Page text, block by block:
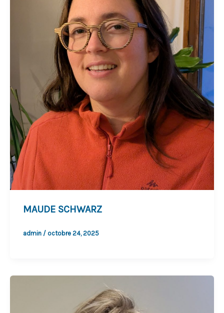
MAUDE SCHWARZ
admin / octobre 24, 2025